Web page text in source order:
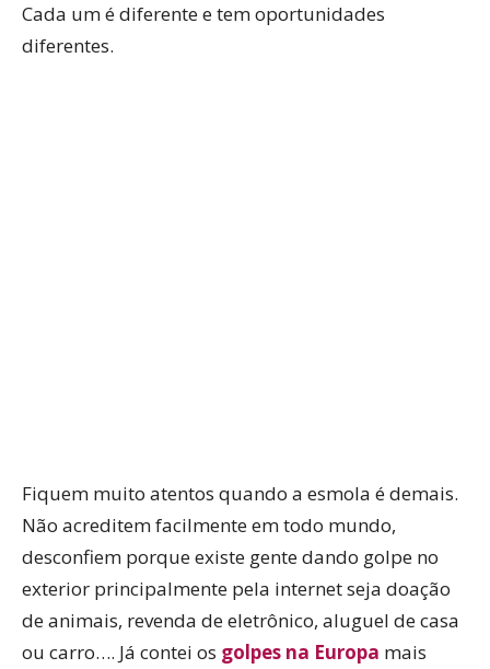
Cada um é diferente e tem oportunidades
diferentes.
Fiquem muito atentos quando a esmola é demais.
Não acreditem facilmente em todo mundo,
desconfiem porque existe gente dando golpe no
exterior principalmente pela internet seja doação
de animais, revenda de eletrônico, aluguel de casa
ou carro…. Já contei os golpes na Europa mais